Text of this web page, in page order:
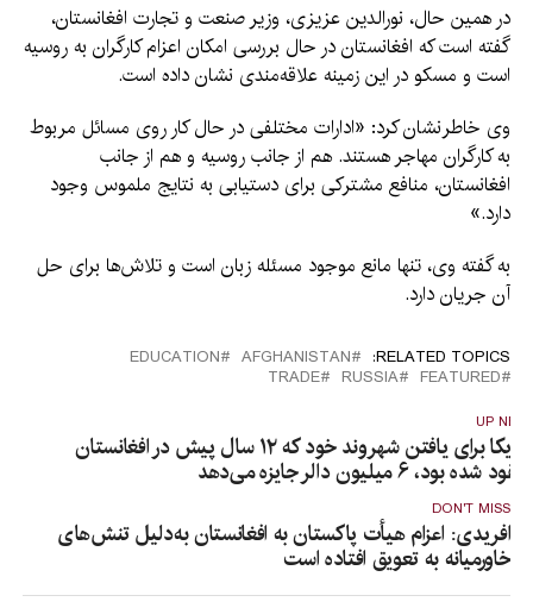
در همین حال، نورالدین عزیزی، وزیر صنعت و تجارت افغانستان،
گفته است که افغانستان در حال بررسی امکان اعزام کارگران به روسیه
است و مسکو در این زمینه علاقه‌مندی نشان داده است.
وی خاطرنشان کرد: «ادارات مختلفی در حال کار روی مسائل مربوط
به کارگران مهاجر هستند. هم از جانب روسیه و هم از جانب
افغانستان، منافع مشترکی برای دستیابی به نتایج ملموس وجود
دارد.»
به گفته وی، تنها مانع موجود مسئله زبان است و تلاش‌ها برای حل
آن جریان دارد.
RELATED TOPICS:
AFGHANISTAN
EDUCATION
FEATURED
RUSSIA
TRADE
UP
امریکا برای یافتن شهروند خود که ۱۲ سال پیش در افغانستان
شده بود، ۶ میلیون دالر جایزه می‌دهد
DON'T MISS
افریدی: اعزام هیأت پاکستان به افغانستان به‌دلیل تنش‌های
خاورمیانه به تعویق افتاده است